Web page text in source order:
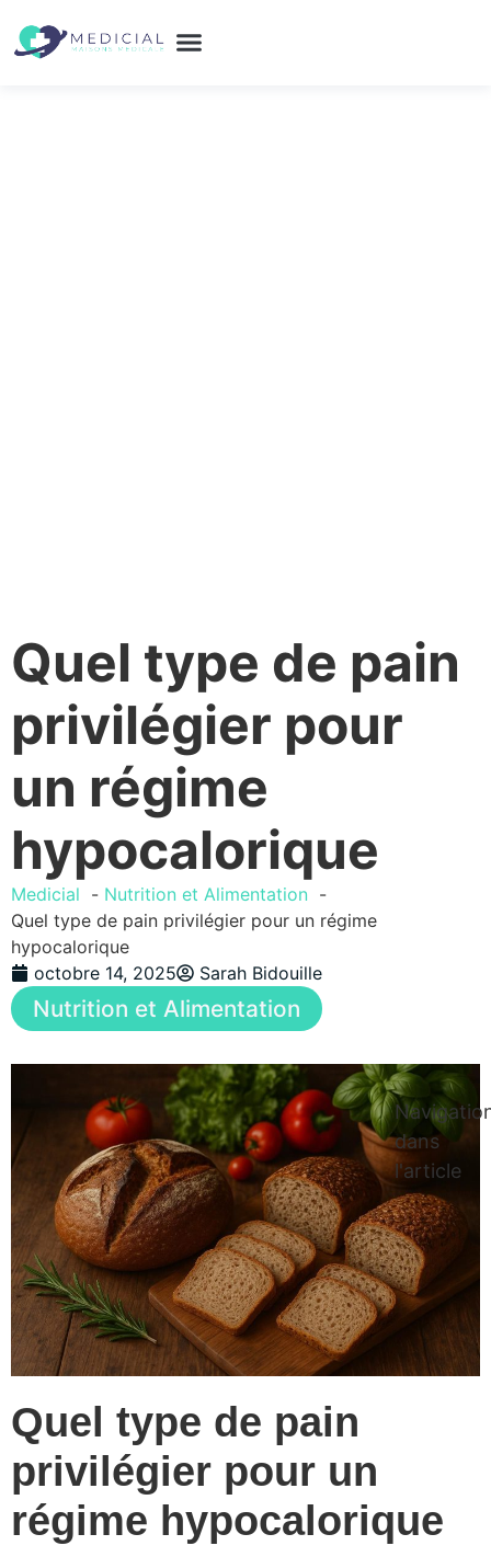
Quel type de pain
privilégier pour
un régime
hypocalorique
Medicial
Nutrition et Alimentation
Quel type de pain privilégier pour un régime
hypocalorique
octobre 14, 2025
Sarah Bidouille
Nutrition et Alimentation
Quel type de pain
privilégier pour un
régime hypocalorique
dans
l'article